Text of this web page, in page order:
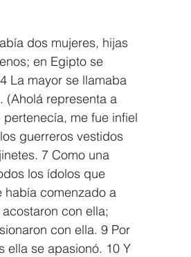
2 Peter/2 Pedro 1 John/1 Juan
Genesis/Génesis
dos mujeres, hijas
en Egipto se
La mayor se llamaba
(Aholá representa a
me fue infiel
guerreros vestidos
7 Como una
los ídolos que
había comenzado a
con ella;
con ella. 9 Por
ella se apasionó. 10 Y